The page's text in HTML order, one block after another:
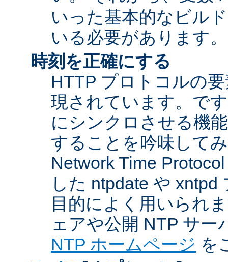
いった基本的なビル
いる必要があります。
時刻を正確にする
HTTP プロトコルの
現されています。で
にシンクロさせる機
することを吟味して
Network Time
した ntpdate や
目的によく用いられ
ェアや公開 NTP サー
NTP ホームページ を